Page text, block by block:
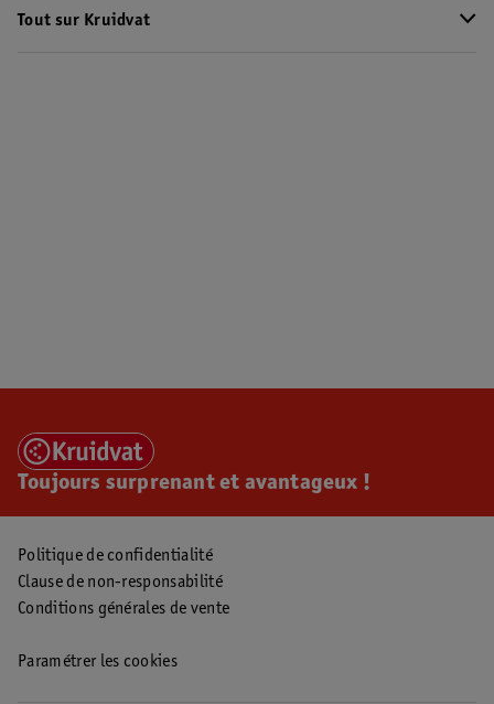
Tout sur Kruidvat
Toujours surprenant et avantageux !
Politique de confidentialité
Clause de non-responsabilité
Conditions générales de vente
Paramétrer les cookies